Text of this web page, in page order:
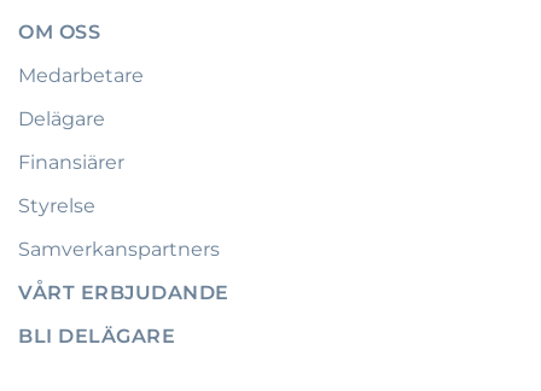
OM OSS
Medarbetare
Delägare
Finansiärer
Styrelse
Samverkanspartners
VÅRT ERBJUDANDE
BLI DELÄGARE